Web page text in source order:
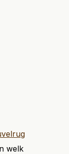
welk